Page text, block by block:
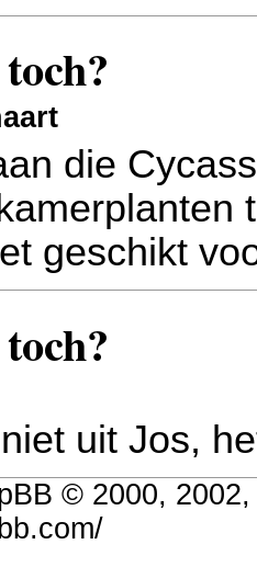
die
geschikt
uit Jos,
© 2000,